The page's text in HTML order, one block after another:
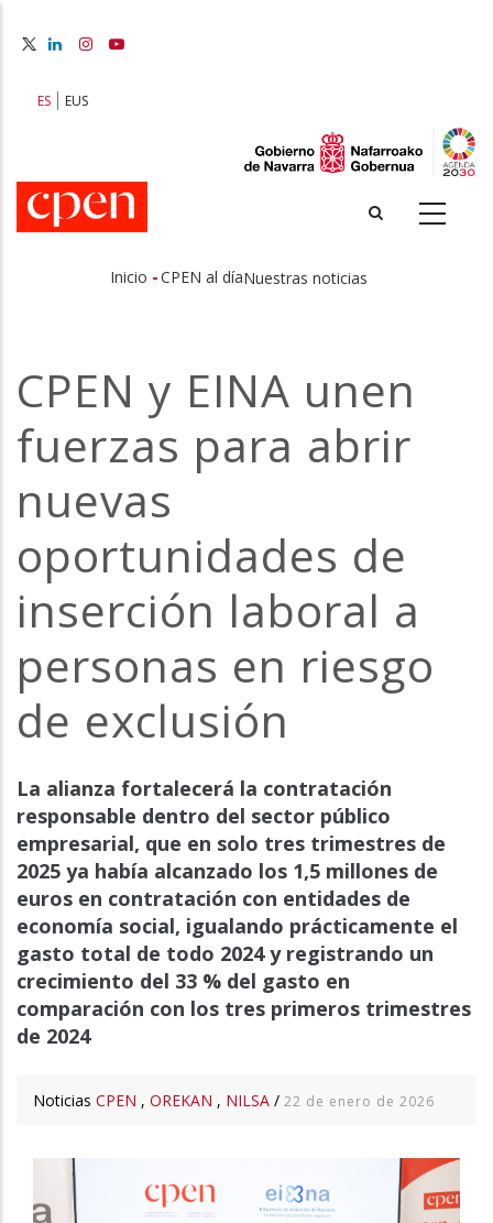
principal
ES EUS
de
ayuda
la
navegación
Inicio -CPEN al díaNuestras noticias
CPEN y EINA unen
fuerzas para abrir
nuevas
oportunidades de
inserción laboral a
personas en riesgo
de exclusión
La alianza fortalecerá la contratación
responsable dentro del sector público
empresarial, que en solo tres trimestres de
2025 ya había alcanzado los 1,5 millones de
euros en contratación con entidades de
economía social, igualando prácticamente el
gasto total de todo 2024 y registrando un
crecimiento del 33 % del gasto en
comparación con los tres primeros trimestres
de 2024
Noticias CPEN , OREKAN , NILSA / 22 de enero de 2026